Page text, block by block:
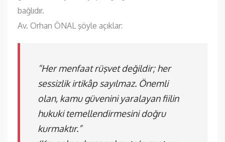
bağlıdır.
Av. Orhan ÖNAL şöyle açıklar:
“Her menfaat rüşvet değildir; her
sessizlik irtikâp sayılmaz. Önemli
olan, kamu güvenini yaralayan fiilin
hukuki temellendirmesini doğru
kurmaktır.”